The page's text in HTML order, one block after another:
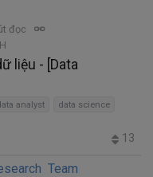
đọc
liệu - [Data
analyst
data science
13
Team